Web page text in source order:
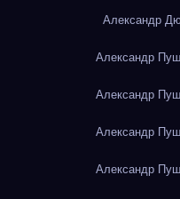
Александр
Александр
Александр
Александр
Александр